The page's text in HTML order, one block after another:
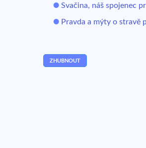
Svačina, náš spojenec
Pravda a mýty o stravě
ZHUBNOUT